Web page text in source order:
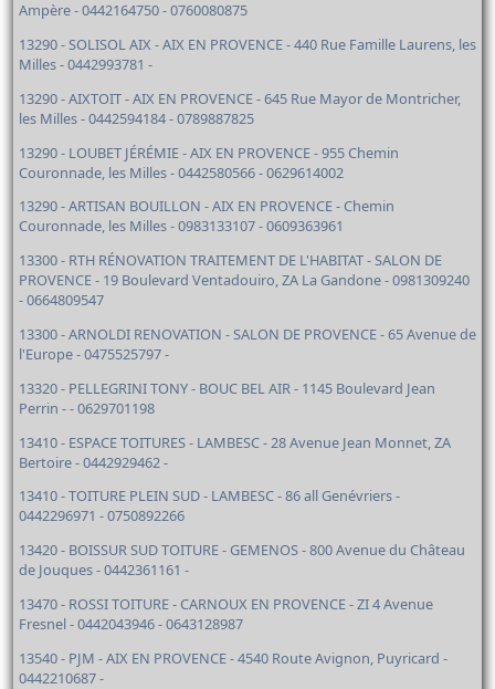
Ampère - 0442164750 - 0760080875
13290 - SOLISOL AIX - AIX EN PROVENCE - 440 Rue Famille Laurens, les
Milles - 0442993781 -
13290 - AIXTOIT - AIX EN PROVENCE - 645 Rue Mayor de Montricher,
les Milles - 0442594184 - 0789887825
13290 - LOUBET JÉRÉMIE - AIX EN PROVENCE - 955 Chemin
Couronnade, les Milles - 0442580566 - 0629614002
13290 - ARTISAN BOUILLON - AIX EN PROVENCE - Chemin
Couronnade, les Milles - 0983133107 - 0609363961
13300 - RTH RÉNOVATION TRAITEMENT DE L'HABITAT - SALON DE
PROVENCE - 19 Boulevard Ventadouiro, ZA La Gandone - 0981309240
- 0664809547
13300 - ARNOLDI RENOVATION - SALON DE PROVENCE - 65 Avenue de
l'Europe - 0475525797 -
13320 - PELLEGRINI TONY - BOUC BEL AIR - 1145 Boulevard Jean
Perrin - - 0629701198
13410 - ESPACE TOITURES - LAMBESC - 28 Avenue Jean Monnet, ZA
Bertoire - 0442929462 -
13410 - TOITURE PLEIN SUD - LAMBESC - 86 all Genévriers -
0442296971 - 0750892266
13420 - BOISSUR SUD TOITURE - GEMENOS - 800 Avenue du Château
de Jouques - 0442361161 -
13470 - ROSSI TOITURE - CARNOUX EN PROVENCE - ZI 4 Avenue
Fresnel - 0442043946 - 0643128987
13540 - PJM - AIX EN PROVENCE - 4540 Route Avignon, Puyricard -
0442210687 -